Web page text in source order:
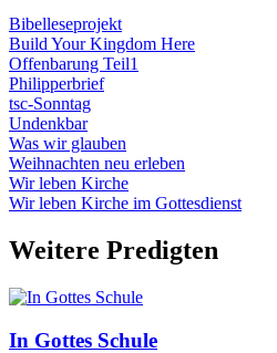
Bibelleseprojekt
Build Your Kingdom Here
Offenbarung Teil1
Philipperbrief
tsc-Sonntag
Undenkbar
Was wir glauben
Weihnachten neu erleben
Wir leben Kirche
Wir leben Kirche im Gottesdienst
Weitere Predigten
In Gottes Schule